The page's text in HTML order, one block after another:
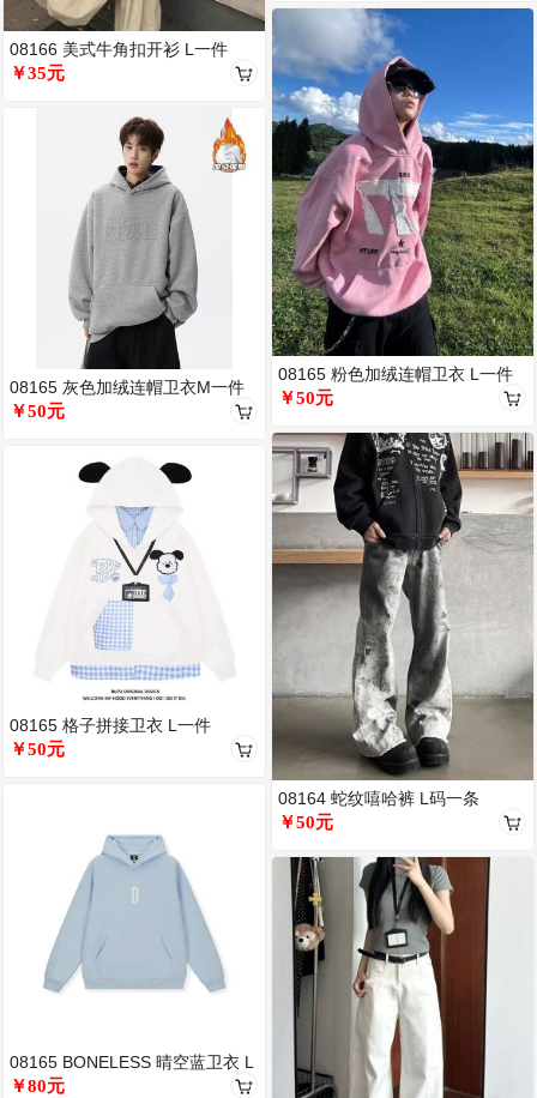
08166 美式牛角扣开衫 L一件
￥35元
08165 灰色加绒连帽卫衣M一件
￥50元
08165 格子拼接卫衣 L一件
￥50元
08165 BONELESS 晴空蓝卫衣 L
码一件
￥80元
08165 粉色加绒连帽卫衣 L一件
￥50元
08164 蛇纹嘻哈裤 L码一条
￥50元